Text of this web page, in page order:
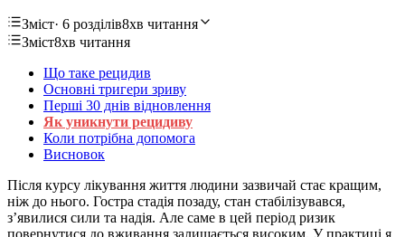
Зміст· 6 розділів8хв читання
Зміст8хв читання
Що таке рецидив
Основні тригери зриву
Перші 30 днів відновлення
Як уникнути рецидиву
Коли потрібна допомога
Висновок
Після курсу лікування життя людини зазвичай стає кращим,
ніж до нього. Гостра стадія позаду, стан стабілізувався,
з’явилися сили та надія. Але саме в цей період ризик
повернутися до вживання залишається високим. У практиці я